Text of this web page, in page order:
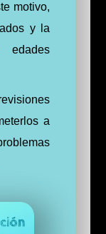
motivo,
y la
a